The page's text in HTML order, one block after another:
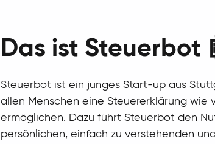
Das ist Steuerbot
Steuerbot ist ein junges Start-up aus
allen Menschen eine Steuererklärung wie
ermöglichen. Dazu führt Steuerbot den
persönlichen, einfach zu verstehenden